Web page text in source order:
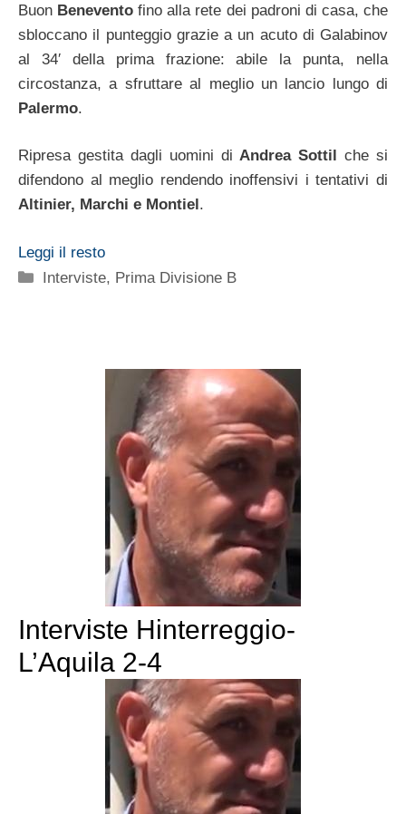
Buon Benevento fino alla rete dei padroni di casa, che
sbloccano il punteggio grazie a un acuto di Galabinov
al 34′ della prima frazione: abile la punta, nella
circostanza, a sfruttare al meglio un lancio lungo di
Palermo.
Ripresa gestita dagli uomini diAndrea Sottil che si
difendono al meglio rendendo inoffensivi i tentativi di
Altinier, Marchi e Montiel.
Leggi il resto
Categorie
Interviste, Prima Divisione B
Interviste Hinterreggio-
L’Aquila 2-4